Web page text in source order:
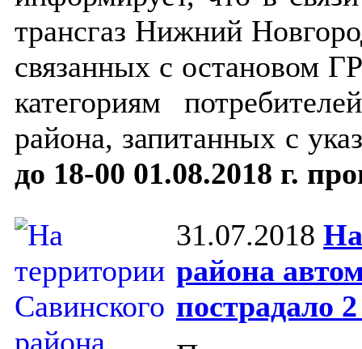
трансгаз Нижний
связанных с остановом
категориям
района, запитанных с
до 18-00 01.08.2018 г.
31.07.2018
района
пострадало